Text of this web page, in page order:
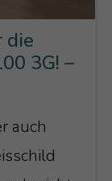
die
3G! –
auch